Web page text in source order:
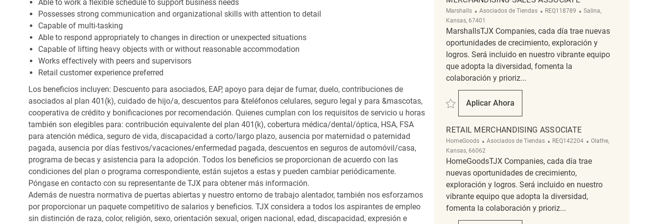
Able to work a flexible schedule to support business needs
Possesses strong communication and organizational skills with attention to detail
Capable of multi-tasking
Able to respond appropriately to changes in direction or unexpected situations
Capable of lifting heavy objects with or without reasonable accommodation
Works effectively with peers and supervisors
Retail customer experience preferred
Los beneficios incluyen: Descuento para asociados, EAP, apoyo para dejar de fumar, duelo, contribuciones de
asociados al plan 401(k), cuidado de hijo/a, descuentos para &teléfonos celulares, seguro legal y para &mascotas,
cooperativa de crédito y bonificaciones por recomendación. Quienes cumplan con los requisitos de servicio u horas
también son elegibles para: contribución equivalente del plan 401(k), cobertura médica/dental/óptica, HSA, FSA
para atención médica, seguro de vida, discapacidad a corto/largo plazo, ausencia por maternidad o paternidad
pagada, ausencia por días festivos/vacaciones/enfermedad pagada, descuentos en seguros de automóvil/casa,
programa de becas y asistencia para la adopción. Todos los beneficios se proporcionan de acuerdo con las
condiciones del plan o programa correspondiente, están sujetos a estas y pueden cambiar periódicamente.
Póngase en contacto con su representante de TJX para obtener más información.
Además de nuestra normativa de puertas abiertas y nuestro entorno de trabajo alentador, también nos esforzamos
por proporcionar un paquete competitivo de salarios y beneficios. TJX considera a todos los aspirantes de empleo
sin distinción de raza, color, religión, sexo, orientación sexual, origen nacional, edad, discapacidad, expresión e
Marshalls Categoría
Asociados de Tiendas ReqId
REQ118789 Ubicación
Salina,
Kansas, 67401
MarshallsTJX Companies, cada día trae nuevas
oportunidades de crecimiento, exploración y
logros. Será incluido en nuestro vibrante equipo
que adopta la diversidad, fomenta la
colaboración y prioriz...
Salvar merchandising sales associate REQ118789
Aplicar Ahora
Merchandising Sales Associate
RETAIL MERCHANDISING ASSOCIATE
HomeGoods Categoría
Asociados de Tiendas ReqId
REQ142204 Ubicación
Olathe,
Kansas, 66062
HomeGoodsTJX Companies, cada día trae
nuevas oportunidades de crecimiento,
exploración y logros. Será incluido en nuestro
vibrante equipo que adopta la diversidad,
fomenta la colaboración y prioriz...